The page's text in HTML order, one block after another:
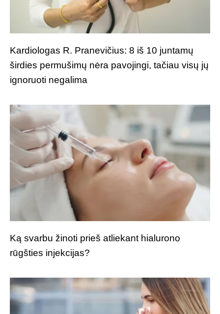
Kardiologas R. Pranevičius: 8 iš 10 juntamų
širdies permušimų nėra pavojingi, tačiau visų jų
ignoruoti negalima
Ką svarbu žinoti prieš atliekant hialurono
rūgšties injekcijas?